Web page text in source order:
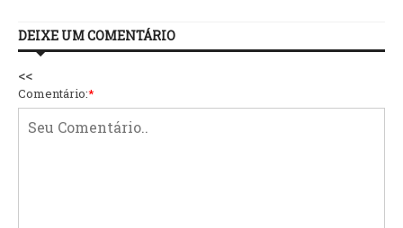
DEIXE UM COMENTÁRIO
<<
Comentário:*